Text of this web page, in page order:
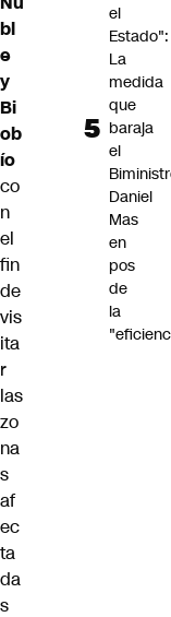
bl
e
y
Bi
ob
ío
co
n
el
fin
de
vis
ita
r
las
zo
na
s
af
ec
ta
da
s
el
Estado":
La
medida
que
baraja
el
Daniel
Mas
en
pos
de
la